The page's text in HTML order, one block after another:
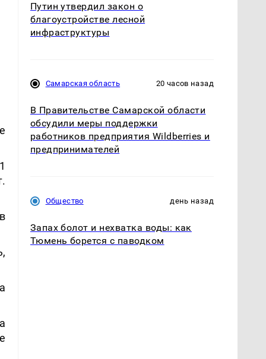
Путин утвердил закон о
благоустройстве лесной
инфраструктуры
Самарская область 20 часов назад
В Правительстве Самарской области
обсудили меры поддержки
работников предприятия Wildberries и
предпринимателей
Общество день назад
Запах болот и нехватка воды: как
Тюмень борется с паводком